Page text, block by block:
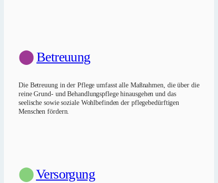
⬤ Betreuung
Die Betreuung in der Pflege umfasst alle Maßnahmen, die über die
reine Grund- und Behandlungspflege hinausgehen und das
seelische sowie soziale Wohlbefinden der pflegebedürftigen
Menschen fördern.
⬤Versorgung